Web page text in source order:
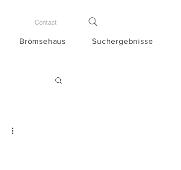
Contact
Brömsehaus Suchergebnisse